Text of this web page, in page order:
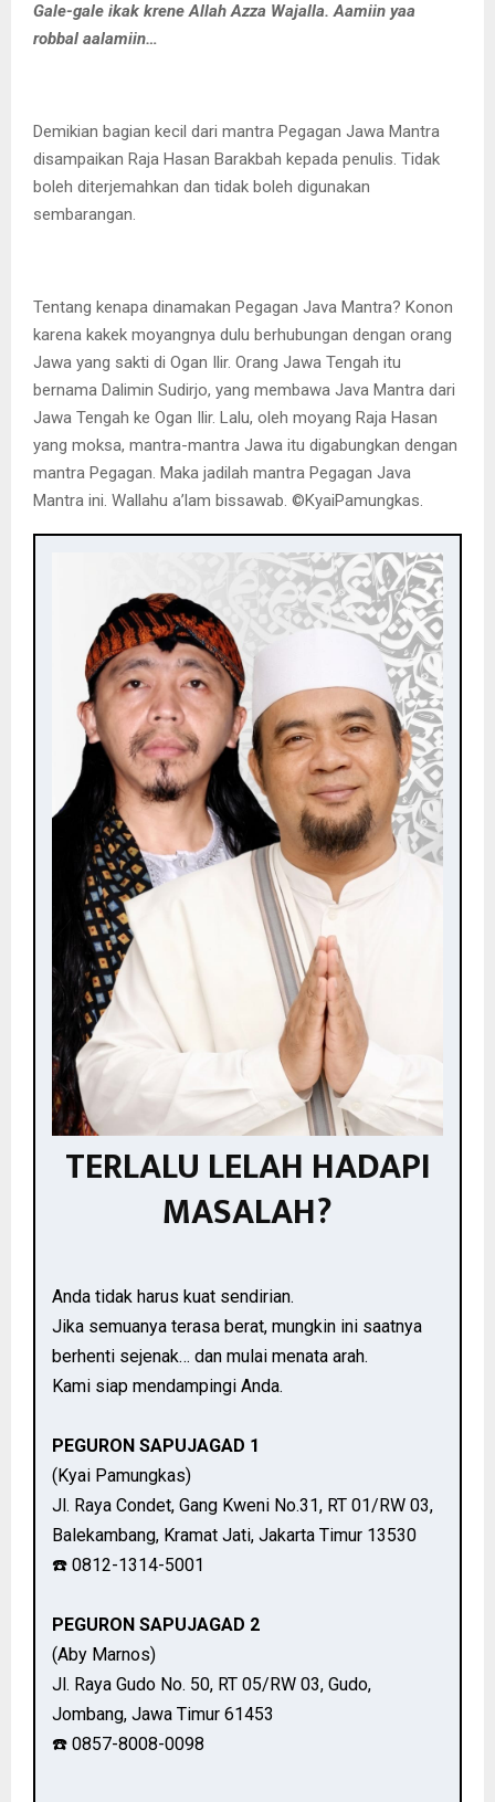
Gale-gale ikak krene Allah Azza Wajalla. Aamiin yaa
robbal aalamiin…
Demikian bagian kecil dari mantra Pegagan Jawa Mantra
disampaikan Raja Hasan Barakbah kepada penulis. Tidak
boleh diterjemahkan dan tidak boleh digunakan
sembarangan.
Tentang kenapa dinamakan Pegagan Java Mantra? Konon
karena kakek moyangnya dulu berhubungan dengan orang
Jawa yang sakti di Ogan Ilir. Orang Jawa Tengah itu
bernama Dalimin Sudirjo, yang membawa Java Mantra dari
Jawa Tengah ke Ogan Ilir. Lalu, oleh moyang Raja Hasan
yang moksa, mantra-mantra Jawa itu digabungkan dengan
mantra Pegagan. Maka jadilah mantra Pegagan Java
Mantra ini. Wallahu a’lam bissawab. ©️KyaiPamungkas.
TERLALU LELAH HADAPI
MASALAH?
Anda tidak harus kuat sendirian.
Jika semuanya terasa berat, mungkin ini saatnya
berhenti sejenak… dan mulai menata arah.
Kami siap mendampingi Anda.
PEGURON SAPUJAGAD 1
(Kyai Pamungkas)
Jl. Raya Condet, Gang Kweni No.31, RT 01/RW 03,
Balekambang, Kramat Jati, Jakarta Timur 13530
☎️ 0812-1314-5001
PEGURON SAPUJAGAD 2
(Aby Marnos)
Jl. Raya Gudo No. 50, RT 05/RW 03, Gudo,
Jombang, Jawa Timur 61453
☎️ 0857-8008-0098